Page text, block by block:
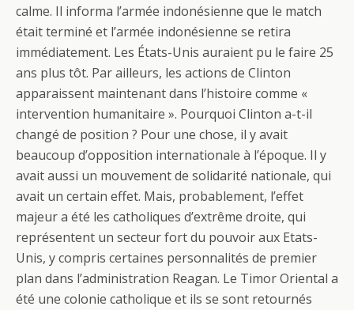
calme. Il informa l’armée indonésienne que le match
était terminé et l’armée indonésienne se retira
immédiatement. Les États-Unis auraient pu le faire 25
ans plus tôt. Par ailleurs, les actions de Clinton
apparaissent maintenant dans l’histoire comme «
intervention humanitaire ». Pourquoi Clinton a-t-il
changé de position ? Pour une chose, il y avait
beaucoup d’opposition internationale à l’époque. Il y
avait aussi un mouvement de solidarité nationale, qui
avait un certain effet. Mais, probablement, l’effet
majeur a été les catholiques d’extrême droite, qui
représentent un secteur fort du pouvoir aux Etats-
Unis, y compris certaines personnalités de premier
plan dans l’administration Reagan. Le Timor Oriental a
été une colonie catholique et ils se sont retournés